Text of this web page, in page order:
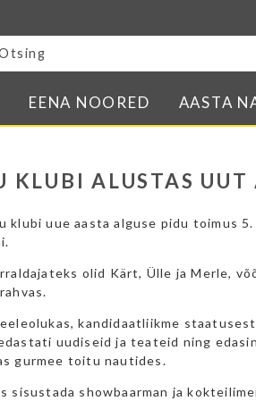
EENA NOORED AASTA
KLUBI ALUSTAS UUT
klubi uue aasta alguse pidu toimus
olid Kärt, Ülle ja Merle,
kandidaatliikme
uudiseid ja teateid ning
gurmee toitu nautides.
sisustada showbaarman ja